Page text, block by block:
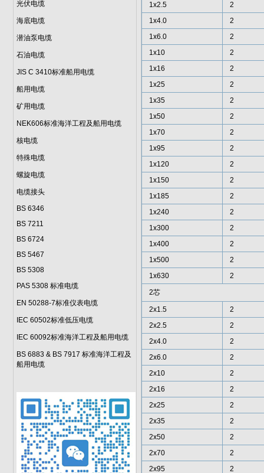
光伏电缆
海底电缆
潜油泵电缆
石油电缆
JIS C 3410标准船用电缆
船用电缆
矿用电缆
NEK606标准海洋工程及船用电缆
核电缆
特殊电缆
螺旋电缆
电缆接头
BS 6346
BS 7211
BS 6724
BS 5467
BS 5308
PAS 5308 标准电缆
EN 50288-7标准仪表电缆
IEC 60502标准低压电缆
IEC 60092标准海洋工程及船用电缆
BS 6883 & BS 7917 标准海洋工程及
船用电缆
1x2.5
2
1x4.0
2
1x6.0
2
1x10
2
1x16
2
1x25
2
1x35
2
1x50
2
1x70
2
1x95
2
1x120
2
1x150
2
1x185
2
1x240
2
1x300
2
1x400
2
1x500
2
1x630
2
2芯
2x1.5
2
2x2.5
2
2x4.0
2
2x6.0
2
2x10
2
2x16
2
2x25
2
2x35
2
2x50
2
2x70
2
2x95
2